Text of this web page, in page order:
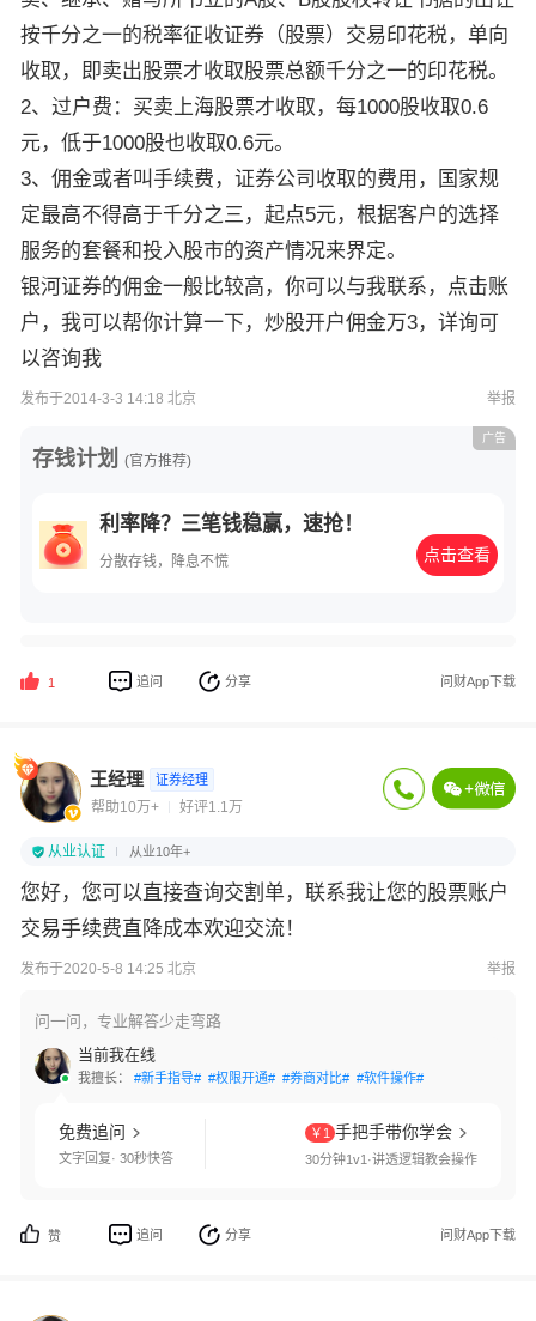
按千分之一的税率征收证券（股票）交易印花税，单向
收取，即卖出股票才收取股票总额千分之一的印花税。
2、过户费：买卖上海股票才收取，每1000股收取0.6
元，低于1000股也收取0.6元。
3、佣金或者叫手续费，证券公司收取的费用，国家规
定最高不得高于千分之三，起点5元，根据客户的选择
服务的套餐和投入股市的资产情况来界定。
银河证券的佣金一般比较高，你可以与我联系，点击账
户，我可以帮你计算一下，炒股开户佣金万3，详询可
以咨询我
发布于2014-3-3 14:18 北京 举报
存钱计划 (官方推荐)
利率降？三笔钱稳赢，速抢！
分散存钱，降息不慌 点击查看
广告
1 追问 分享 问财App下载
王经理 证券经理
帮助10万+ 好评1.1万
从业认证 从业10年+
您好，您可以直接查询交割单，联系我让您的股票账户
交易手续费直降成本欢迎交流！
发布于2020-5-8 14:25 北京 举报
问一问，专业解答少走弯路
当前我在线
我擅长： #新手指导# #权限开通# #券商对比# #软件操作#
免费追问
文字回复· 30秒快答
￥1 手把手带你学会
30分钟1v1·讲透逻辑教会操作
赞 追问 分享 问财App下载